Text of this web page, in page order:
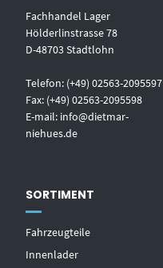
Fachhandel Lager
Hölderlinstrasse 78
D-48703 Stadtlohn
Telefon: (+49) 02563-2095597
Fax: (+49) 02563-2095598
E-mail: info@dietmar-
niehues.de
SORTIMENT
Fahrzeugteile
Innenlader